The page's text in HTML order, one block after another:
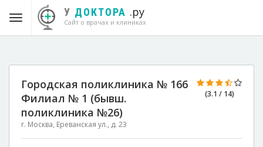
У ДОКТОРА .ру
Сайт о врачах и клиниках
(3.1 / 14)
Городская поликлиника № 166
Филиал № 1 (бывш.
поликлиника №26)
г. Москва, Ереванская ул., д. 23